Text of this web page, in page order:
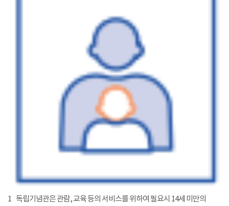
1 독립기념관은 관람, 교육 등의 서비스를 위하여 필요시 14세 미만의